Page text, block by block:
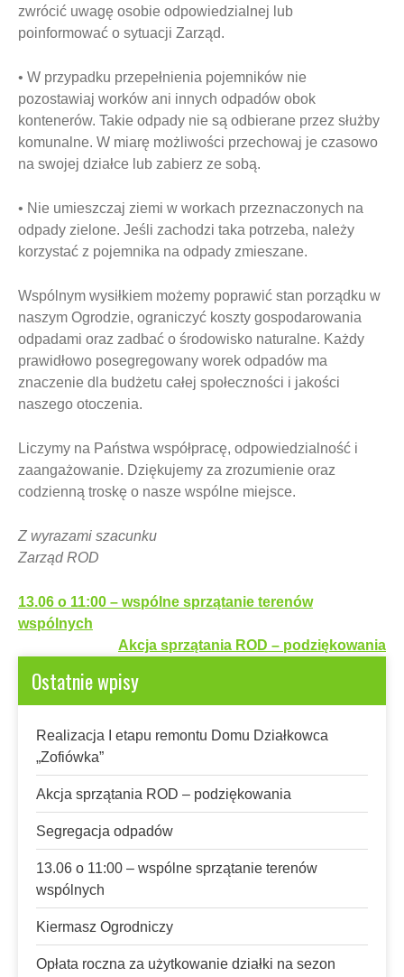
zwrócić uwagę osobie odpowiedzialnej lub
poinformować o sytuacji Zarząd.
• W przypadku przepełnienia pojemników nie
pozostawiaj worków ani innych odpadów obok
kontenerów. Takie odpady nie są odbierane przez służby
komunalne. W miarę możliwości przechowaj je czasowo
na swojej działce lub zabierz ze sobą.
• Nie umieszczaj ziemi w workach przeznaczonych na
odpady zielone. Jeśli zachodzi taka potrzeba, należy
korzystać z pojemnika na odpady zmieszane.
Wspólnym wysiłkiem możemy poprawić stan porządku w
naszym Ogrodzie, ograniczyć koszty gospodarowania
odpadami oraz zadbać o środowisko naturalne. Każdy
prawidłowo posegregowany worek odpadów ma
znaczenie dla budżetu całej społeczności i jakości
naszego otoczenia.
Liczymy na Państwa współpracę, odpowiedzialność i
zaangażowanie. Dziękujemy za zrozumienie oraz
codzienną troskę o nasze wspólne miejsce.
Z wyrazami szacunku
Zarząd ROD
Nawigacja
wpisu
13.06 o 11:00 – wspólne sprzątanie terenów
wspólnych
Akcja sprzątania ROD – podziękowania
Ostatnie wpisy
Realizacja I etapu remontu Domu Działkowca
„Zofiówka”
Akcja sprzątania ROD – podziękowania
Segregacja odpadów
13.06 o 11:00 – wspólne sprzątanie terenów
wspólnych
Kiermasz Ogrodniczy
Opłata roczna za użytkowanie działki na sezon